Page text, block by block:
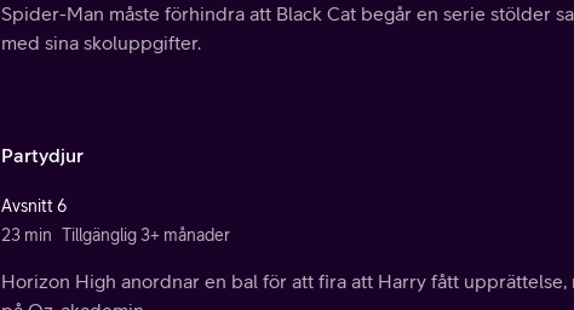
Spider-Man måste förhindra att Black Cat begår en serie stölder
med sina skoluppgifter.
Partydjur
Avsnitt 6
23 min Tillgänglig 3+ månader
Horizon High anordnar en bal för att fira att Harry fått